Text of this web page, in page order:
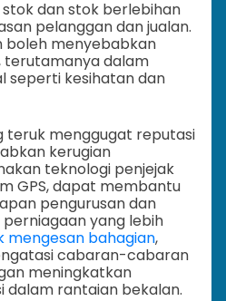
dan stok berlebihan
pelanggan dan jualan.
boleh menyebabkan
terutamanya dalam
seperti kesihatan dan
teruk menggugat reputasi
kerugian
teknologi penjejak
GPS, dapat membantu
pengurusan dan
yang lebih
mengesan bahagian,
cabaran-cabaran
meningkatkan
dalam rantaian bekalan.